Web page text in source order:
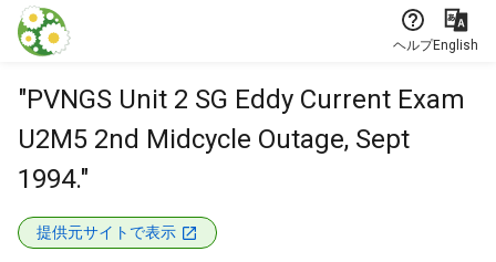
本文に飛ぶ
ヘルプEnglish
"PVNGS Unit 2 SG Eddy Current Exam
U2M5 2nd Midcycle Outage, Sept
1994."
提供元サイトで表示